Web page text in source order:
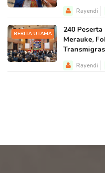
Rayendi
BERITA UTAMA
240
Merauke,
Rayendi